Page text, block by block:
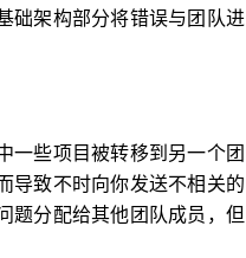
础架构部分将错误与团队进
一些项目被转移到另一个团
导致不时向你发送不相关的
题分配给其他团队成员，但